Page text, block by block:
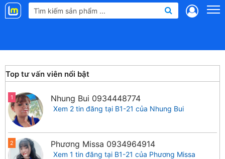
Landmap
Top tư vấn viên nổi bật
1 Nhung Bui 0934448774
Xem 2 tin đăng tại B1-21 của Nhung Bui
2 Phương Missa 0934964914
Xem 1 tin đăng tại B1-21 của Phương Missa